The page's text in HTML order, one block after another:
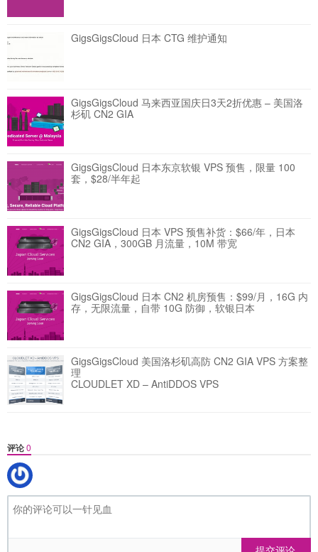
GigsGigsCloud 日本 CTG 维护通知
GigsGigsCloud 马来西亚国庆日3天2折优惠 – 美国洛
杉矶 CN2 GIA
GigsGigsCloud 日本东京软银 VPS 预售，限量 100
套，$28/半年起
GigsGigsCloud 日本 VPS 预售补货：$66/年，日本
CN2 GIA，300GB 月流量，10M 带宽
GigsGigsCloud 日本 CN2 机房预售：$99/月，16G 内
存，无限流量，自带 10G 防御，软银日本
GigsGigsCloud 美国洛杉矶高防 CN2 GIA VPS 方案整
理
CLOUDLET XD – AntiDDOS VPS
评论0